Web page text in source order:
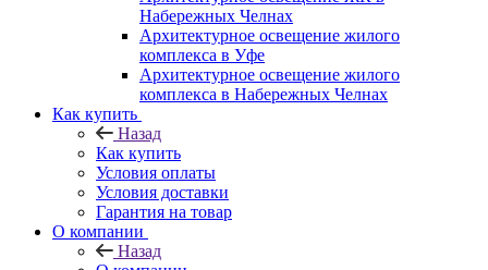
Набережных Челнах
Архитектурное освещение жилого
комплекса в Уфе
Архитектурное освещение жилого
комплекса в Набережных Челнах
Как купить
Назад
Как купить
Условия оплаты
Условия доставки
Гарантия на товар
О компании
Назад